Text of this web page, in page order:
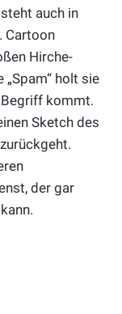
auch in
Cartoon
Hirche-
holt sie
kommt.
Sketch des
der gar